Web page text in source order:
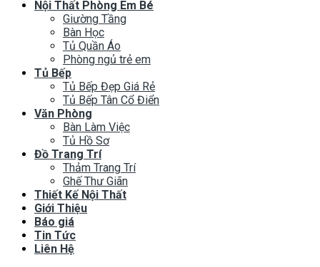
Nội Thất Phòng Em Bé
Giường Tầng
Bàn Học
Tủ Quần Áo
Phòng ngủ trẻ em
Tủ Bếp
Tủ Bếp Đẹp Giá Rẻ
Tủ Bếp Tân Cổ Điển
Văn Phòng
Bàn Làm Việc
Tủ Hồ Sơ
Đồ Trang Trí
Thảm Trang Trí
Ghế Thư Giãn
Thiết Kế Nội Thất
Giới Thiệu
Báo giá
Tin Tức
Liên Hệ